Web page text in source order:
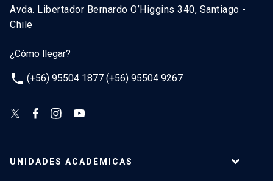
Avda. Libertador Bernardo O’Higgins 340, Santiago -
Chile
¿Cómo llegar?
phone (+56) 95504 1877 (+56) 95504 9267
UNIDADES ACADÉMICAS